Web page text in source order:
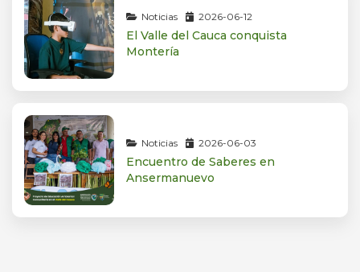
Noticias 2026-06-12
El Valle del Cauca conquista
Montería
Noticias 2026-06-03
Encuentro de Saberes en
Ansermanuevo